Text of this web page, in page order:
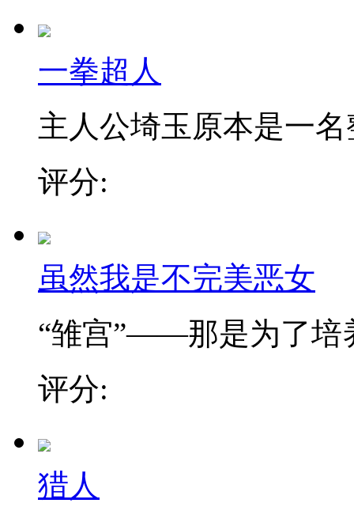
一拳超人
主人公埼玉原本是一名
评分:
虽然我是不完美恶女
“雏宫”——那是为了培
评分:
猎人